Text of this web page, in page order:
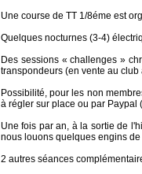
Une course de TT 1/8éme est
Quelques nocturnes (3-4)
Des sessions « challenges »
transpondeurs (en vente au club
Possibilité, pour les non
à régler sur place ou par Paypal
Une fois par an, à la sortie de
nous louons quelques engins de
2 autres séances